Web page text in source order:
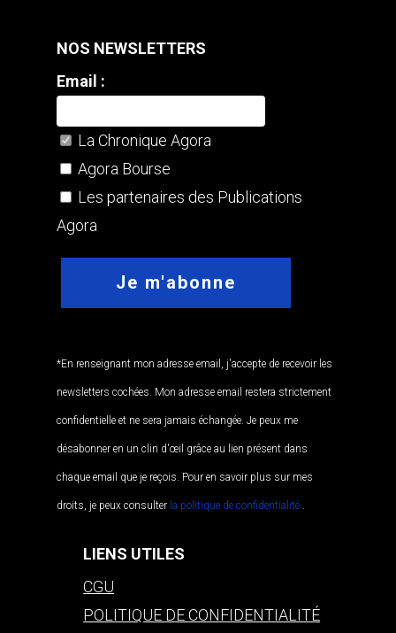
NOS NEWSLETTERS
Email :
La Chronique Agora
Agora Bourse
Les partenaires des Publications
Agora
*En renseignant mon adresse email, j'accepte de recevoir les
newsletters cochées. Mon adresse email restera strictement
confidentielle et ne sera jamais échangée. Je peux me
désabonner en un clin d'œil grâce au lien présent dans
chaque email que je reçois. Pour en savoir plus sur mes
droits, je peux consulter la politique de confidentialité..
LIENS UTILES
CGU
POLITIQUE DE CONFIDENTIALITÉ